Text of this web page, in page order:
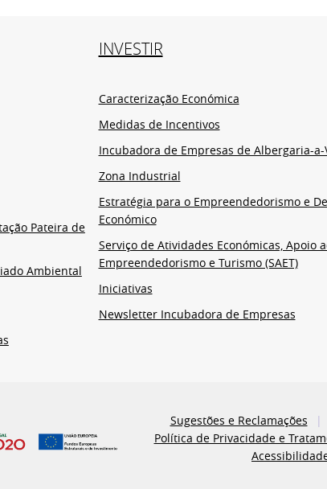
Pateira de
Ambiental
INVESTIR
Caracterização Económica
Medidas de Incentivos
Incubadora de Empresas de Albergaria-a-
Zona Industrial
Estratégia para o Empreendedorismo e
Económico
Serviço de Atividades Económicas, Apoio
Empreendedorismo e Turismo (SAET)
Iniciativas
Newsletter Incubadora de Empresas
Sugestões e Reclamações
Política de Privacidade e